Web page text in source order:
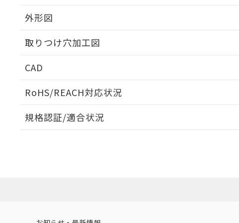
外形図
取りつけ穴加工図
CAD
RoHS/REACH対応状況
EU RoHS 注意事項・凡例
規格認証/適合状況